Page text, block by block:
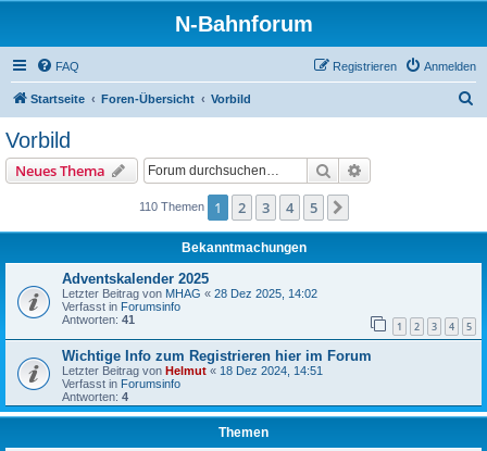
N-Bahnforum
FAQ Anmelden
Registrieren
Startseite Foren-Übersicht Vorbild
Vorbild
Neues Thema Suche
110 Themen 1 2 3 4 5
Bekanntmachungen
Adventskalender 2025
Letzter Beitrag von MHAG « 28 Dez 2025, 14:02
Verfasst in Forumsinfo
Antworten: 41 1 2 3 4 5
Wichtige Info zum Registrieren hier im Forum
Letzter Beitrag von Helmut « 18 Dez 2024, 14:51
Verfasst in Forumsinfo
Antworten: 4
Themen